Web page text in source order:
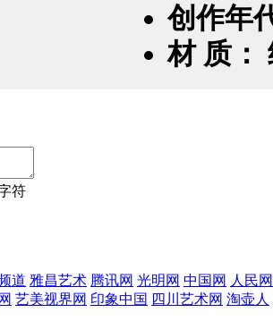
创作年
材 质：
符
道 雅昌艺术 腾讯网 光明网 中国网 人民网
艺美视界网 印象中国 四川艺术网 淘壶人